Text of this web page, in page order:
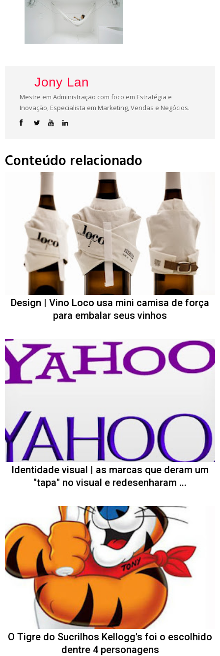
Jony Lan
Mestre em Administração com foco em Estratégia e
Inovação, Especialista em Marketing, Vendas e Negócios.
Conteúdo relacionado
Design | Vino Loco usa mini camisa de força
para embalar seus vinhos
Identidade visual | as marcas que deram um
"tapa" no visual e redesenharam ...
O Tigre do Sucrilhos Kellogg's foi o escolhido
dentre 4 personagens